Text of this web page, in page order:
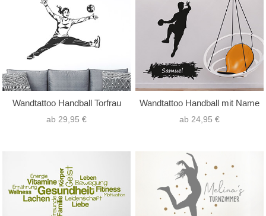
Wandtattoo Handball Torfrau
ab 29,95 €
Wandtattoo Handball mit Name
ab 24,95 €